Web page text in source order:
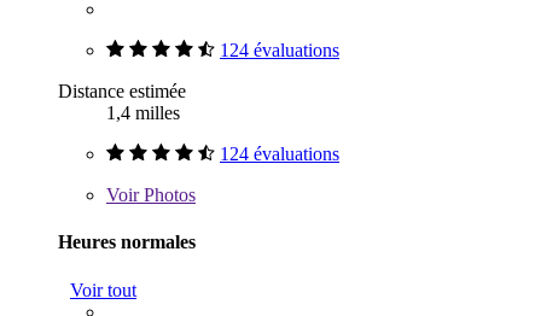
124 évaluations
Distance estimée
1,4 milles
124 évaluations
VoirPhotos
Heures normales
Voir tout